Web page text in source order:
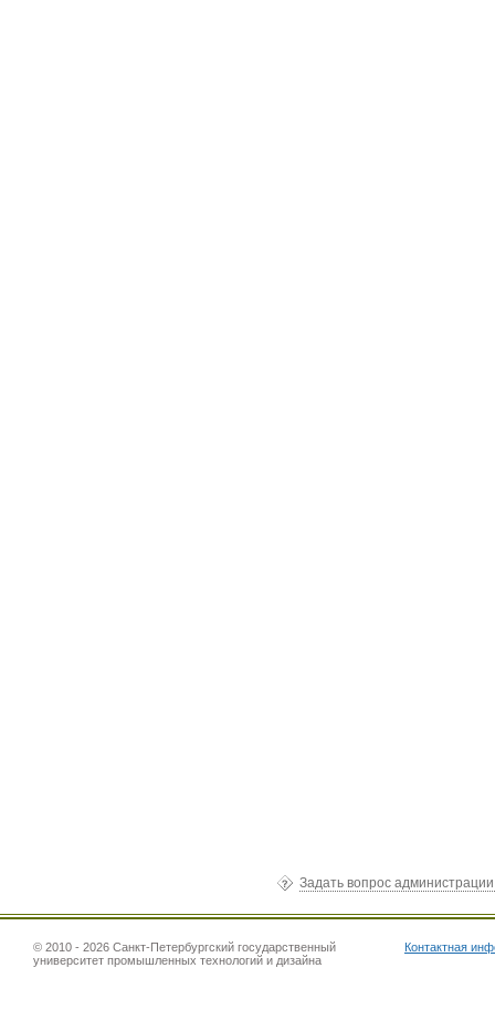
Задать вопрос
© 2010 - 2026 Санкт-Петербургский государственный
университет промышленных технологий и дизайна
Контактная